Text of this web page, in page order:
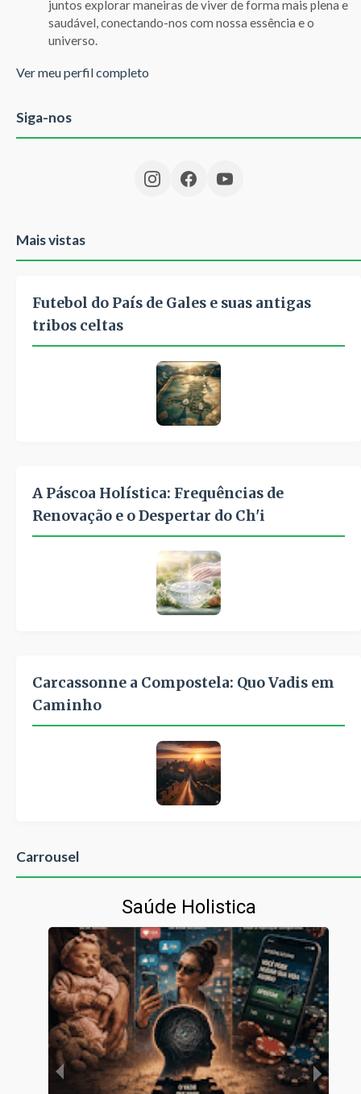
juntos explorar maneiras de viver de forma mais plena e
saudável, conectando-nos com nossa essência e o
universo.
Ver meu perfil completo
Siga-nos
Mais vistas
Futebol do País de Gales e suas antigas
tribos celtas
A Páscoa Holística: Frequências de
Renovação e o Despertar do Ch'i
Carcassonne a Compostela: Quo Vadis em
Caminho
Carrousel